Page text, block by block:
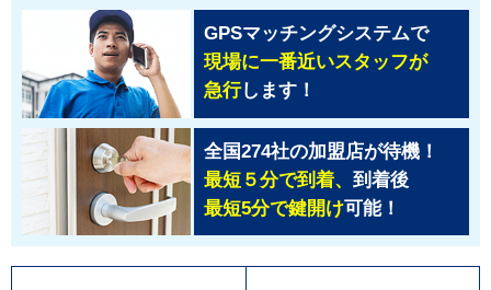
GPSマッチングシステムで
現場に一番近いスタッフが
急行します！
全国274社の加盟店が待機！
最短５分で到着、到着後
最短5分で鍵開け可能！